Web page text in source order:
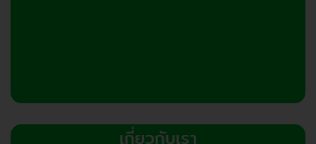
เกี่ยวกับเรา